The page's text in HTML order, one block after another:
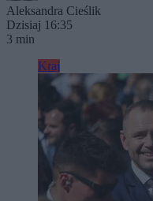
Aleksandra Cieślik
Dzisiaj 16:35
3 min
Kraj